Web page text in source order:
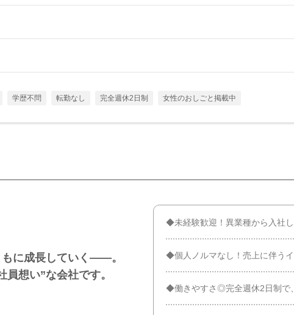
学歴不問 転勤なし 完全週休2日制 女性のおしごと掲載中
に成長していく――。
想い”な会社です。
◆未経験歓迎！異業種から入社
◆個人ノルマなし！売上に伴うイ
◆働きやすさ◎完全週休2日制で